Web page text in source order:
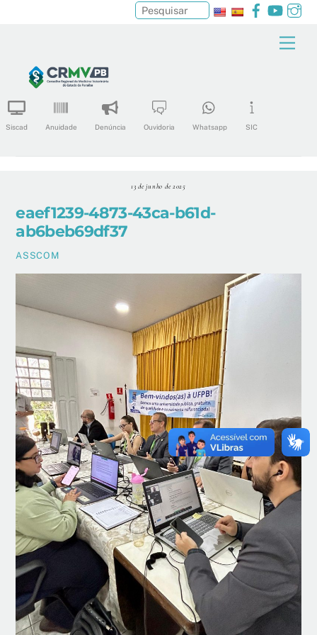
content
Facebook
Siscad Anuidade Denúncia Ouvidoria Whatsapp SIC
Pesquisar
13 de junho de 2025
eaef1239-4873-43ca-b61d-
ab6beb69df37
ASSCOM